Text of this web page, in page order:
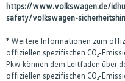
https://www.volkswagen.de/
safety/volkswagen-
* Weitere Informationen zum
offiziellen spezifischen CO₂-
Pkw können dem Leitfaden über
offiziellen spezifischen CO₂-